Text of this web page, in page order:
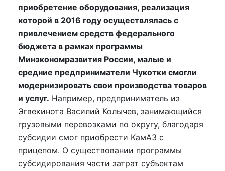
приобретение оборудования, реализация
которой в 2016 году осуществлялась с
привлечением средств федерального
бюджета в рамках программы
Минэкономразвития России, малые и
средние предприниматели Чукотки смогли
модернизировать свои производства товаров
и услуг. Например, предприниматель из
Эгвекинота Василий Колычев, занимающийся
грузовыми перевозками по округу, благодаря
субсидии смог приобрести КамАЗ с
прицепом. О существовании программы
субсидирования части затрат субъектам